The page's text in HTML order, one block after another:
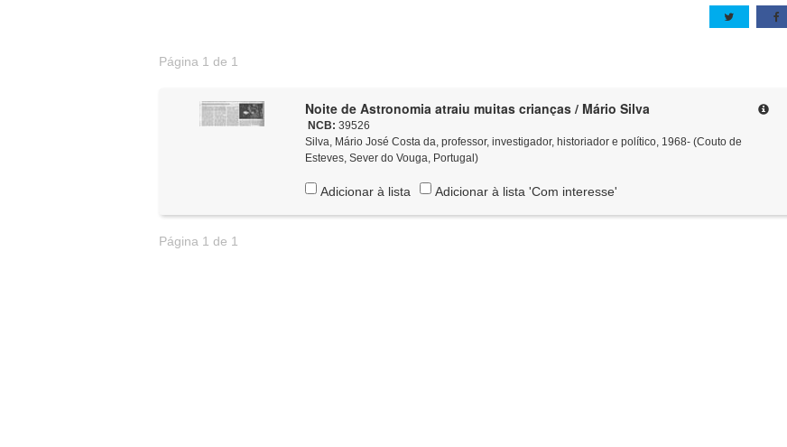
Página 1 de 1
Noite de Astronomia atraiu muitas crianças / Mário Silva
NCB:39526
Silva, Mário José Costa da, professor, investigador, historiador e político, 1968- (Couto de
Esteves, Sever do Vouga, Portugal)
Adicionar à lista Adicionar à lista 'Com interesse'
Página 1 de 1